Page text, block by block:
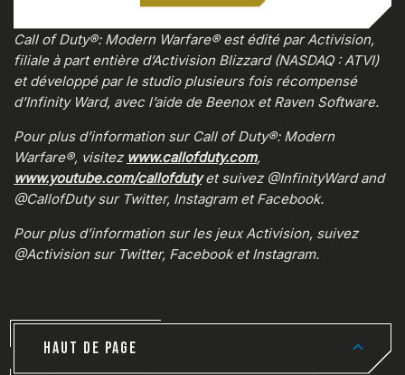
0:00/0:00
Call of Duty®: Modern Warfare® est édité par Activision,
filiale à part entière d’Activision Blizzard (NASDAQ : ATVI)
et développé par le studio plusieurs fois récompensé
d’Infinity Ward, avec l’aide de Beenox et Raven Software.
Pour plus d’information sur Call of Duty®: Modern
Warfare®, visitez www.callofduty.com,
www.youtube.com/callofdutyet suivez @InfinityWard and
@CallofDuty sur Twitter, Instagram et Facebook.
Pour plus d’information sur les jeux Activision, suivez
@Activision sur Twitter, Facebook et Instagram.
HAUT DE PAGE